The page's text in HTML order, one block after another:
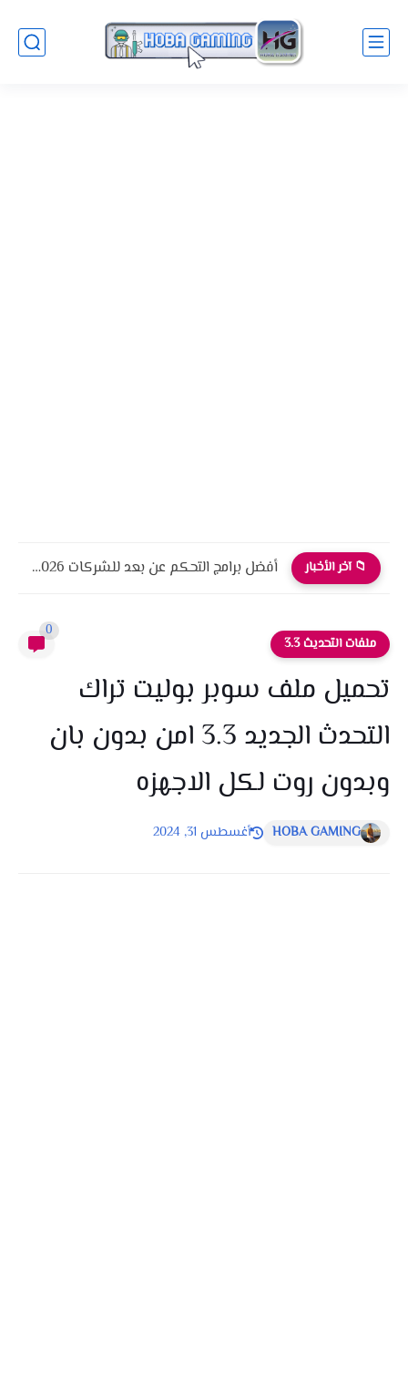
📁 آخر الأخبار أفضل برامج التحكم عن بعد للشركات 2026 أمان، أداء، واحترافية
ملفات التحديث 3.3
0
تحميل ملف سوبر بوليت تراك
التحدث الجديد 3.3 امن بدون بان
وبدون روت لكل الاجهزه
HOBA GAMING أغسطس 31, 2024